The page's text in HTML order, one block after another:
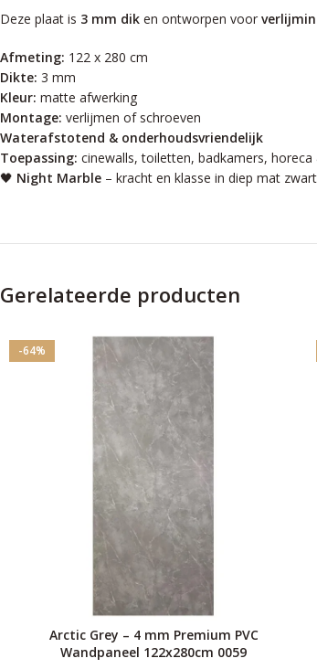
Deze plaat is 3 mm dik en ontworpen voor
Afmeting: 122 x 280 cm
Dikte: 3 mm
Kleur: matte afwerking
Montage: verlijmen of schroeven
Waterafstotend & onderhoudsvriendelijk
Toepassing: cinewalls, toiletten, badkamers,
🖤 Night Marble – kracht en klasse in diep mat
Gerelateerde producten
-64%
Arctic Grey – 4 mm Premium PVC
Wandpaneel 122x280cm 0059